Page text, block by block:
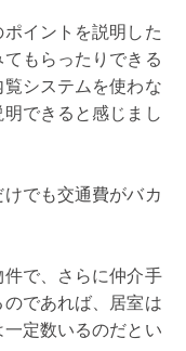
イントを説明した
もらったりできる
システムを使わな
できると感じまし
でも交通費がバカ
で、さらに仲介手
であれば、居室は
定数いるのだとい